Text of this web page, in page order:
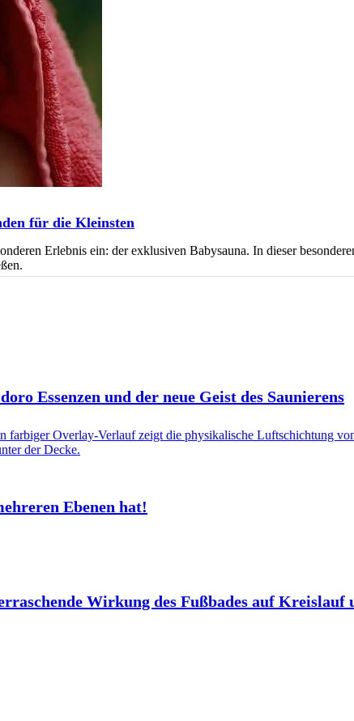
für die Kleinsten
Erlebnis ein: der exklusiven Babysauna. In dieser
Essenzen und der neue Geist des Saunierens
Ebenen hat!
Wirkung des Fußbades auf Kreislauf